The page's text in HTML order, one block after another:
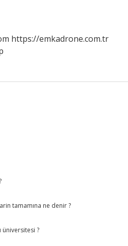
https://emkadrone.com.tr
tamamına ne denir ?
üniversitesi ?